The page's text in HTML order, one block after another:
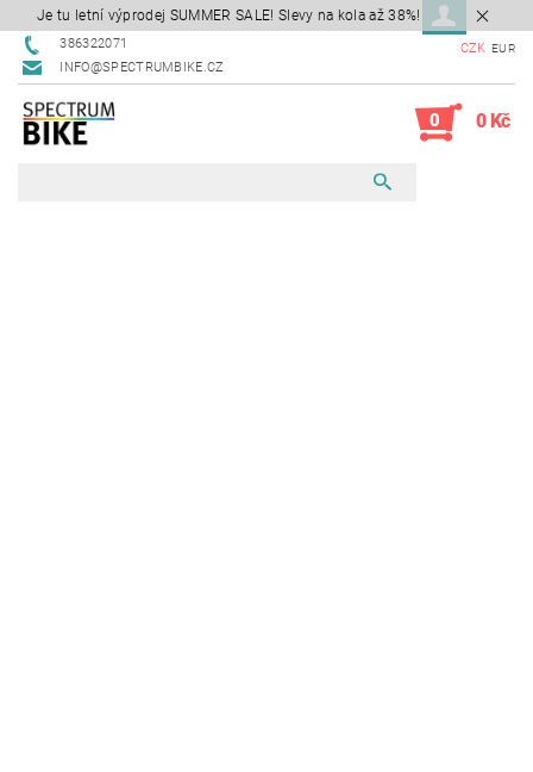
Je tu letní výprodej SUMMER SALE! Slevy na kola až 38%!
386322071
INFO@SPECTRUMBIKE.CZ
CZK EUR
0 0 Kč